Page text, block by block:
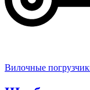
Вилочные